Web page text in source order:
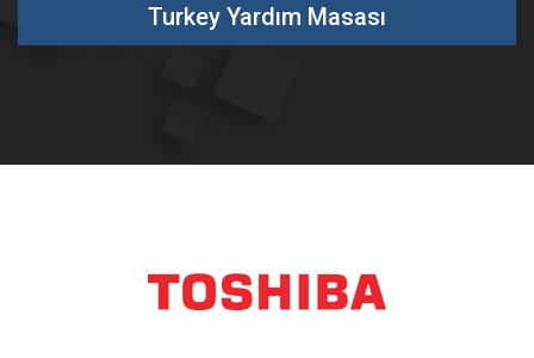
Turkey Yardım Masası